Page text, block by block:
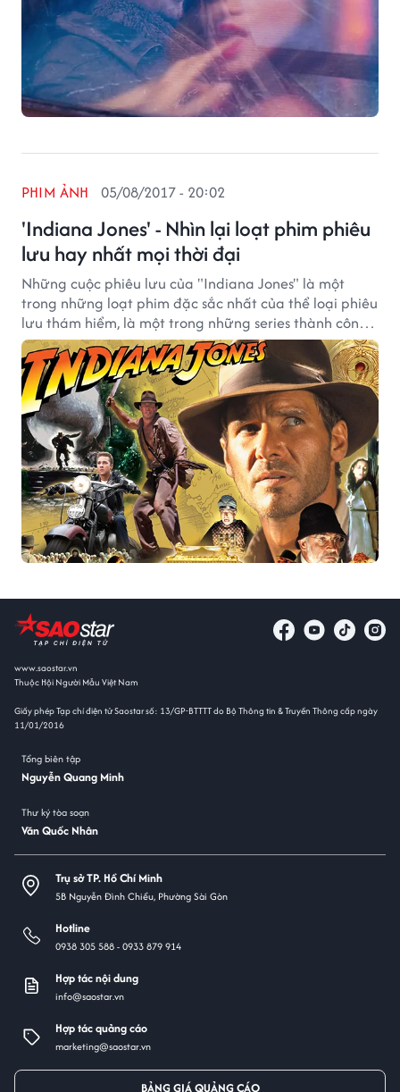
'Indiana Jones' - Nhìn lại loạt phim phiêu
lưu hay nhất mọi thời đại
PHIM ẢNH 05/08/2017 - 20:02
Những cuộc phiêu lưu của "Indiana Jones" là một
trong những loạt phim đặc sắc nhất của thể loại phiêu
lưu thám hiểm, là một trong những series thành công
nhất cả về mặt thương mại lẫn thương hiệu.
www.saostar.vn
Thuộc Hội Người Mẫu Việt Nam
Giấy phép Tạp chí điện tử Saostar số: 13/GP-BTTTT do Bộ Thông tin & Truyền Thông cấp ngày
11/01/2016
Tổng biên tập
Nguyễn Quang Minh
Thư ký tòa soạn
Văn Quốc Nhân
Trụ sở TP. Hồ Chí Minh
5B Nguyễn Đình Chiểu, Phường Sài Gòn
Hotline
0938 305 588 -0933 879 914
Hợp tác nội dung
info@saostar.vn
Hợp tác quảng cáo
marketing@saostar.vn
BẢNG GIÁ QUẢNG CÁO